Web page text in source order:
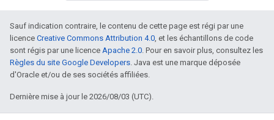
Sauf indication contraire, le contenu de cette page est régi par une
licence Creative Commons Attribution 4.0, et les échantillons de code
sont régis par une licence Apache 2.0. Pour en savoir plus, consultez les
Règles du site Google Developers. Java est une marque déposée
d'Oracle et/ou de ses sociétés affiliées.
Dernière mise à jour le 2026/08/03 (UTC).